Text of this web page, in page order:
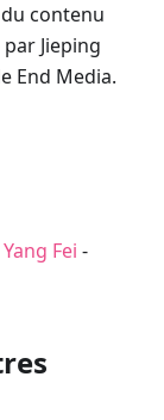
contenu
Jieping
End Media.
Fei -